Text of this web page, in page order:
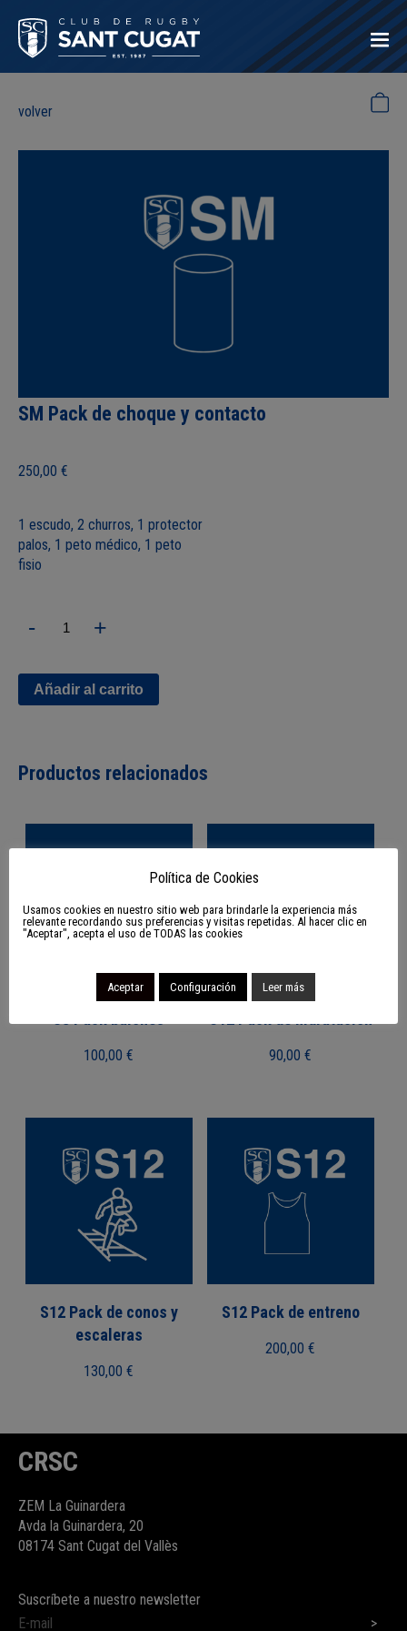
volver
SM Pack de choque y contacto
250,00 €
1 escudo, 2 churros, 1 protector
palos, 1 peto médico, 1 peto
fisio
-
Pack
y
contacto
cantidad
+
Añadir al carrito
Productos relacionados
100,00€ 90,00€
S12 Pack de conos y
escaleras
130,00€
S12 Pack de entreno
200,00€
CRSC
ZEM La Guinardera
Avda la Guinardera, 20
08174 Sant Cugat del Vallès
Suscríbete a nuestro newsletter
Política de Cookies
Usamos cookies en nuestro sitio web para brindarle la experiencia más
relevante recordando sus preferencias y visitas repetidas. Al hacer clic en
"Aceptar", acepta el uso de TODAS las cookies
Aceptar Configuración Leer más